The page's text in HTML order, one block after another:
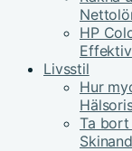
HP
Livsstil
Hur
Ta bort